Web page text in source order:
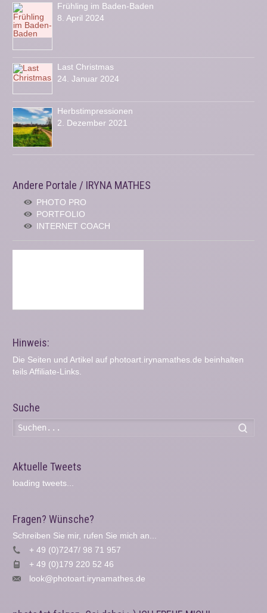
Frühling im Baden-Baden
8. April 2024
Last Christmas
24. Januar 2024
Herbstimpressionen
2. Dezember 2021
Andere Portale / IRYNA MATHES
PHOTO PRO
PORTFOLIO
INTERNET COACH
Hinweis:
Die Seiten und Artikel auf photoart.irynamathes.de beinhalten
teils Affiliate-Links.
Suche
Aktuelle Tweets
loading tweets...
Fragen? Wünsche?
Schreiben Sie mir, rufen Sie mich an...
+ 49 (0)7247/ 98 71 957
+ 49 (0)179 220 52 46
look@photoart.irynamathes.de